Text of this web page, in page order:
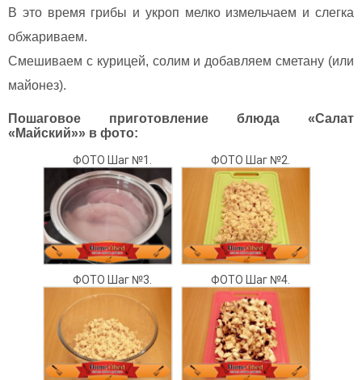
В это время грибы и укроп мелко измельчаем и слегка
обжариваем.
Смешиваем с курицей, солим и добавляем сметану (или
майонез).
Пошаговое приготовление блюда «Салат
«Майский»» в фото:
ФОТО Шаг №1. ФОТО Шаг №2.
ФОТО Шаг №3. ФОТО Шаг №4.